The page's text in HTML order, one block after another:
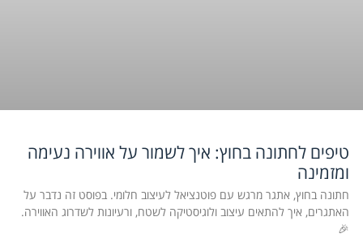
טיפים לחתונה בחוץ: איך לשמור על אווירה נעימה
ומזמינה
חתונה בחוץ, אתגר מרגש עם פוטנציאל לעיצוב חלומי. בפוסט זה נדבר על
האתגרים, איך להתאים עיצוב ולוגיסטיקה לשטח, ורעיונות לשדרוג האווירה.
🎉